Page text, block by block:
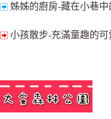
姊姊的廚房-藏在小巷
小孩散步-充滿童趣的可